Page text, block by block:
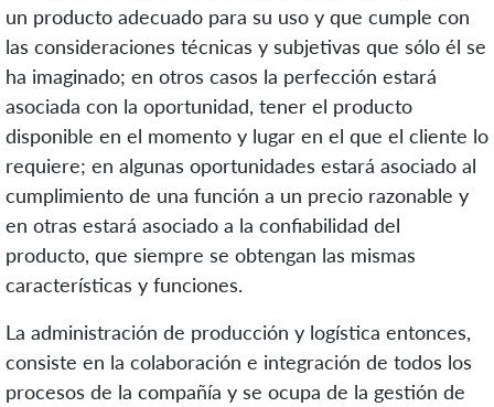
un producto adecuado para su uso y que cumple con
las consideraciones técnicas y subjetivas que sólo él se
ha imaginado; en otros casos la perfección estará
asociada con la oportunidad, tener el producto
disponible en el momento y lugar en el que el cliente lo
requiere; en algunas oportunidades estará asociado al
cumplimiento de una función a un precio razonable y
en otras estará asociado a la confiabilidad del
producto, que siempre se obtengan las mismas
características y funciones.
La administración de producción y logística entonces,
consiste en la colaboración e integración de todos los
procesos de la compañía y se ocupa de la gestión de